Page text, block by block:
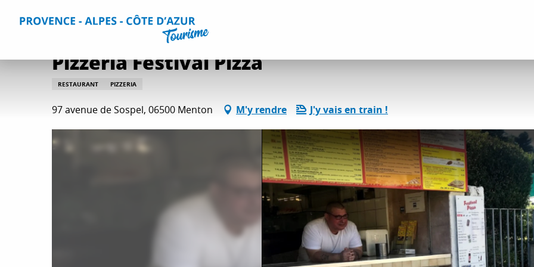
Accueil Séjourner Restaurants Tous les restaurants
Pizzeria Festival Pizza
RESTAURANT PIZZERIA
97 avenue de Sospel, 06500 Menton M'y rendre J'y vais en train !